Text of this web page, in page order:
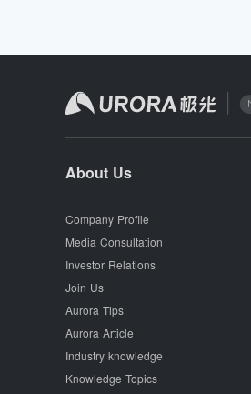
About Us
Company Profile
Media Consultation
Investor Relations
Join Us
Aurora Tips
Aurora Article
Industry knowledge
Knowledge Topics